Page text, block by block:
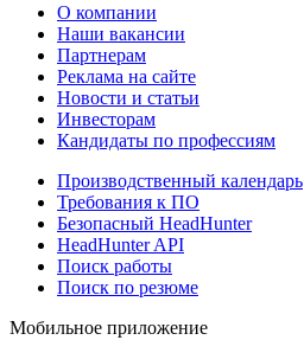
О компании
Наши вакансии
Партнерам
Реклама на сайте
Новости и статьи
Инвесторам
Кандидаты по профессиям
Производственный календарь
Требования к ПО
Безопасный HeadHunter
HeadHunter API
Поиск работы
Поиск по резюме
Мобильное приложение